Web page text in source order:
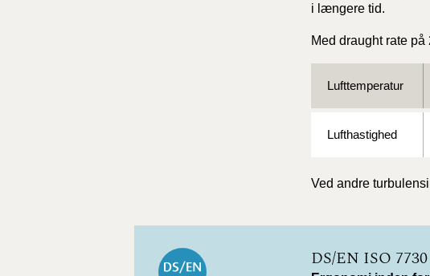
i længere tid.
Med draught rate
Lufttemperatur
Lufthastighed
Ved andre
DS/EN ISO 7730